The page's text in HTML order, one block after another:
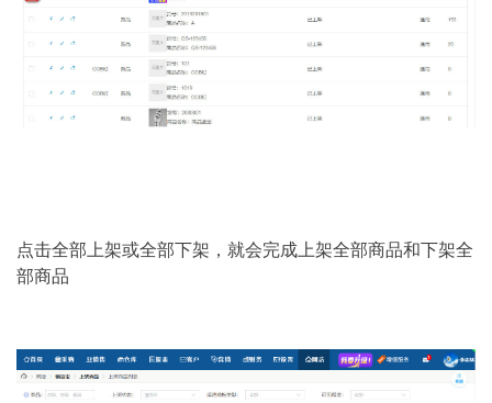
点击全部上架或全部下架，就会完成上架全部商品和下架全
部商品